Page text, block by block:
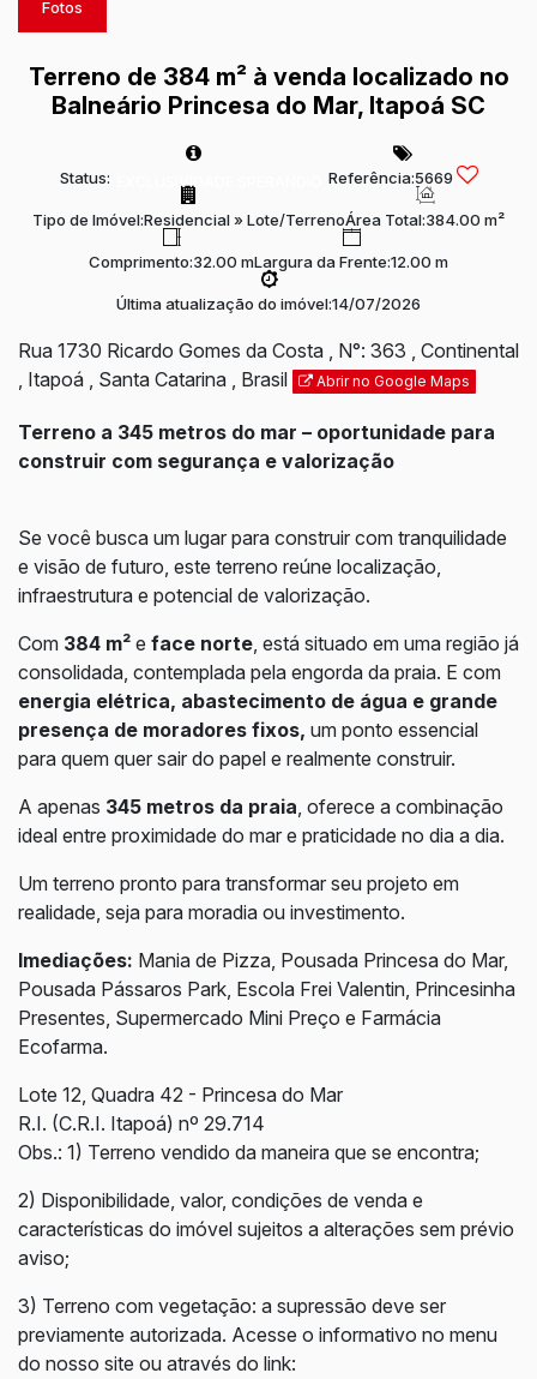
Fotos
Terreno de 384 m² à venda localizado no
Balneário Princesa do Mar, Itapoá SC
Status: EXCLUSIVIDADE SPERANDIO Referência:5669
Tipo de Imóvel:Residencial» Lote/TerrenoÁrea Total:384.00 m²
Comprimento:32.00 mLargura da Frente:12.00 m
Última atualização do imóvel:14/07/2026
Rua 1730 Ricardo Gomes da Costa , N°: 363 , Continental
, Itapoá , Santa Catarina , Brasil Abrir no Google Maps
Terreno a 345 metros do mar – oportunidade para
construir com segurança e valorização
Se você busca um lugar para construir com tranquilidade
e visão de futuro, este terreno reúne localização,
infraestrutura e potencial de valorização.
Com 384 m² e face norte, está situado em uma região já
consolidada, contemplada pela engorda da praia. E com
energia elétrica, abastecimento de água e grande
presença de moradores fixos, um ponto essencial
para quem quer sair do papel e realmente construir.
A apenas 345 metros da praia, oferece a combinação
ideal entre proximidade do mar e praticidade no dia a dia.
Um terreno pronto para transformar seu projeto em
realidade, seja para moradia ou investimento.
Imediações: Mania de Pizza, Pousada Princesa do Mar,
Pousada Pássaros Park, Escola Frei Valentin, Princesinha
Presentes, Supermercado Mini Preço e Farmácia
Ecofarma.
Lote 12, Quadra 42 - Princesa do Mar
R.I. (C.R.I. Itapoá) nº 29.714
Obs.: 1) Terreno vendido da maneira que se encontra;
2) Disponibilidade, valor, condições de venda e
características do imóvel sujeitos a alterações sem prévio
aviso;
3) Terreno com vegetação: a supressão deve ser
previamente autorizada. Acesse o informativo no menu
do nosso site ou através do link: